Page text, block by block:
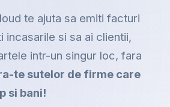
te ajuta sa emiti facturi
incasarile si sa ai clientii,
intr-un singur loc, fara
te sutelor de firme care
si bani!